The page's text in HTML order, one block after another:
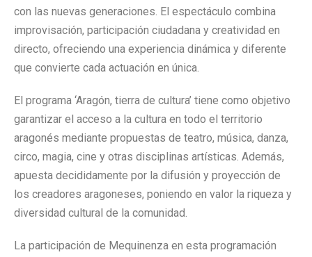
con las nuevas generaciones. El espectáculo combina
improvisación, participación ciudadana y creatividad en
directo, ofreciendo una experiencia dinámica y diferente
que convierte cada actuación en única.
El programa ‘Aragón, tierra de cultura’ tiene como objetivo
garantizar el acceso a la cultura en todo el territorio
aragonés mediante propuestas de teatro, música, danza,
circo, magia, cine y otras disciplinas artísticas. Además,
apuesta decididamente por la difusión y proyección de
los creadores aragoneses, poniendo en valor la riqueza y
diversidad cultural de la comunidad.
La participación de Mequinenza en esta programación